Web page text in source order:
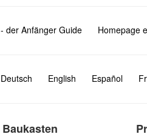
der Anfänger Guide Homepage
Deutsch English Español
Baukasten